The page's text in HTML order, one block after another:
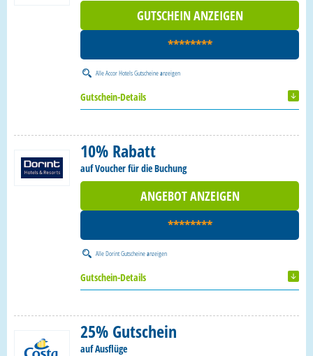
GUTSCHEIN ANZEIGEN
********
AlleAccor Hotels Gutscheineanzeigen
Gutschein-Details
10% Rabatt
auf Voucher für die Buchung
ANGEBOT ANZEIGEN
********
AlleDorint Gutscheineanzeigen
Gutschein-Details
25% Gutschein
auf Ausflüge